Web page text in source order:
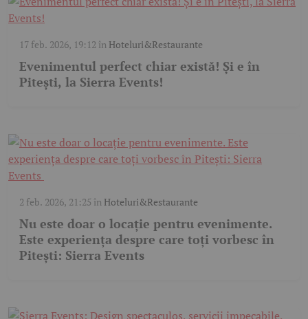
17 feb. 2026, 19:12 în Hoteluri&Restaurante
Evenimentul perfect chiar există! Și e în
Pitești, la Sierra Events!
2 feb. 2026, 21:25 în Hoteluri&Restaurante
Nu este doar o locație pentru evenimente.
Este experiența despre care toți vorbesc în
Pitești: Sierra Events